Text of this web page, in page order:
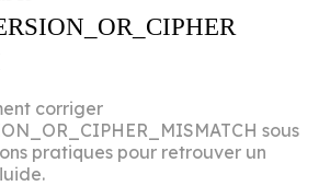
corriger
sous
pratiques pour retrouver un